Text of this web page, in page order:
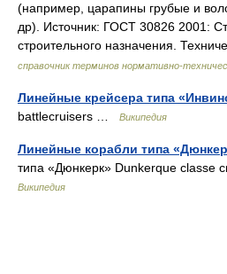
(например, царапины грубые и
др). Источник: ГОСТ 30826 2001:
строительного назначения.
справочник терминов нормативно-
Линейные крейсера типа
battlecruisers …
Википедия
Линейные корабли типа
типа «Дюнкерк» Dunkerque classe
Википедия